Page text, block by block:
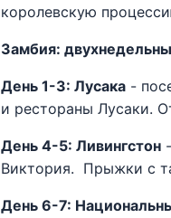
королевскую
Замбия:
День 1-3: Лусака -
и рестораны Лусаки.
День 4-5: Ливингстон
Виктория. Прыжки с
День 6-7: